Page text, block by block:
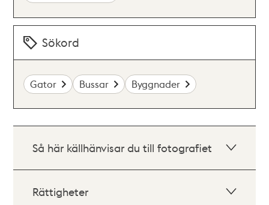
Sökord
Gator Bussar Byggnader
Så här källhänvisar du till fotografiet
Rättigheter